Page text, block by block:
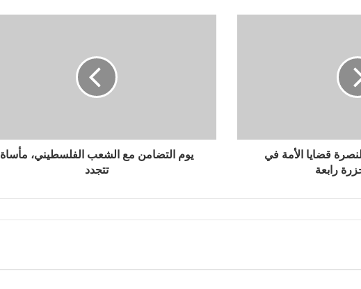
لنصرة قضايا الأمة في
رابعة
يوم التضامن مع الشعب الفلسطيني، مأساة
تتجدد